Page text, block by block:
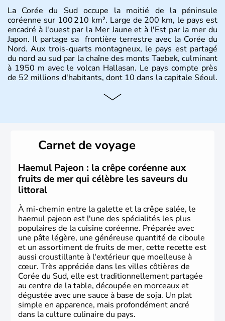
La Corée du Sud occupe la moitié de la péninsule
coréenne sur 100 210 km². Large de 200 km, le pays est
encadré à l'ouest par la Mer Jaune et à l'Est par la mer du
Japon. Il partage sa frontière terrestre avec la Corée du
Nord. Aux trois-quarts montagneux, le pays est partagé
du nord au sud par la chaîne des monts Taebek, culminant
à 1950 m avec le volcan Hallasan. Le pays compte près
de 52 millions d'habitants, dont 10 dans la capitale Séoul.
Histoire et administration
christianisme et le bouddhisme en sont les deux
principales religions. Ce pays partage sa culture avec la
Corée du Nord. Les Jeux Olympiques s’y sont déroulés en
1988, de même que la Coupe du Monde de football en
2002, en collaboration avec le Japon.
Carnet de voyage
Haemul Pajeon : la crêpe coréenne aux
fruits de mer qui célèbre les saveurs du
littoral
À mi-chemin entre la galette et la crêpe salée, le
haemul pajeon est l'une des spécialités les plus
populaires de la cuisine coréenne. Préparée avec
une pâte légère, une généreuse quantité de ciboule
et un assortiment de fruits de mer, cette recette est
aussi croustillante à l'extérieur que moelleuse à
cœur. Très appréciée dans les villes côtières de
Corée du Sud, elle est traditionnellement partagée
au centre de la table, découpée en morceaux et
dégustée avec une sauce à base de soja. Un plat
simple en apparence, mais profondément ancré
dans la culture culinaire du pays.